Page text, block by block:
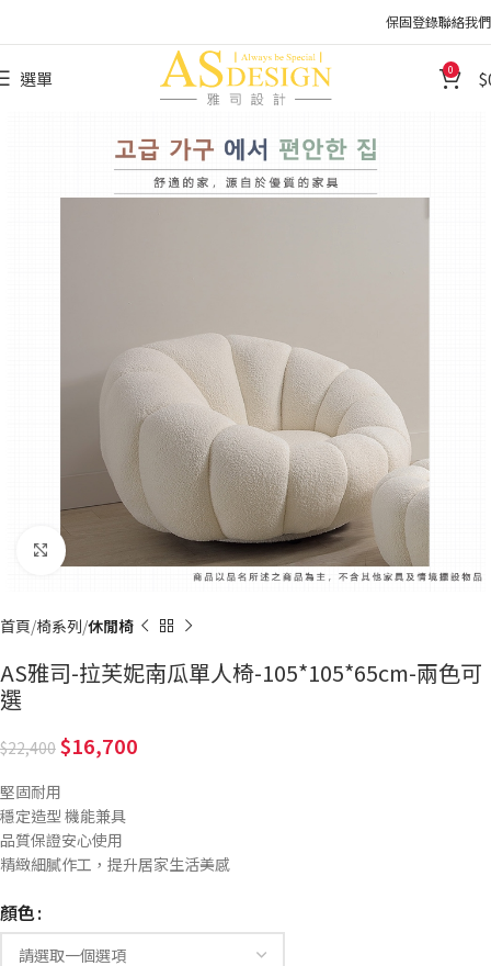
保固登錄聯絡我們
選單 0
Click to enlarge
首頁 椅系列 休閒椅
AS雅司-拉芙妮南瓜單人椅-105*105*65cm-兩色可
選
22,400 16,700
堅固耐用
穩定造型 機能兼具
品質保證安心使用
精緻細膩作工，提升居家生活美感
顏色